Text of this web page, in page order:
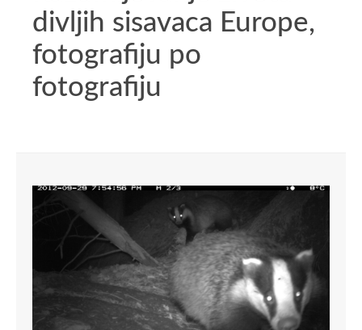
divljih sisavaca Europe,
fotografiju po
fotografiju